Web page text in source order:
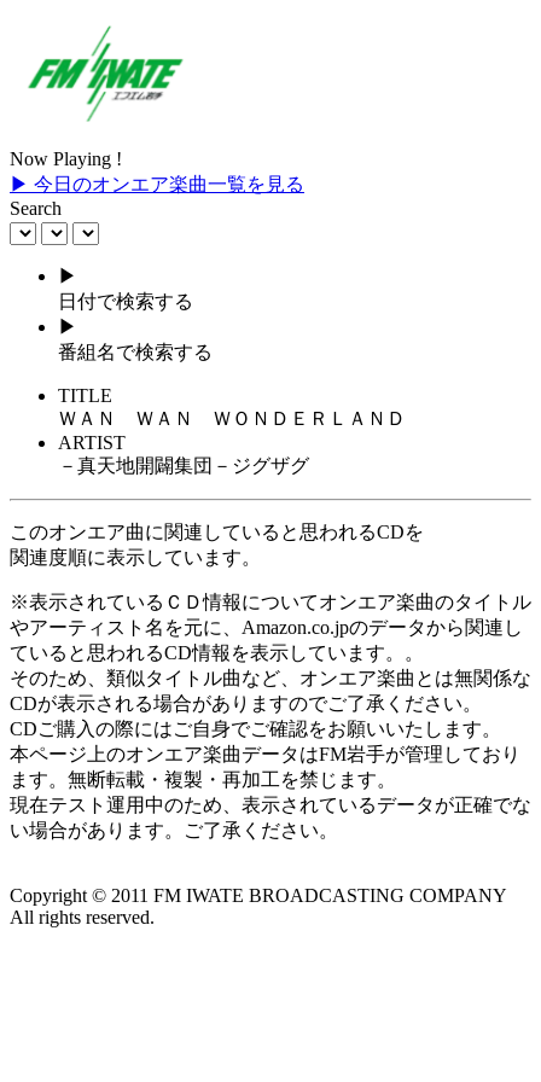
Now Playing !
▶ 今日のオンエア楽曲一覧を見る
Search
▶
日付で検索する
▶
番組名で検索する
TITLE
ＷＡＮ ＷＡＮ ＷＯＮＤＥＲＬＡＮＤ
ARTIST
－真天地開闢集団－ジグザグ
このオンエア曲に関連していると思われるCDを
関連度順に表示しています。
※表示されているＣＤ情報についてオンエア楽曲のタイトル
やアーティスト名を元に、Amazon.co.jpのデータから関連し
ていると思われるCD情報を表示しています。。
そのため、類似タイトル曲など、オンエア楽曲とは無関係な
CDが表示される場合がありますのでご了承ください。
CDご購入の際にはご自身でご確認をお願いいたします。
本ページ上のオンエア楽曲データはFM岩手が管理しており
ます。無断転載・複製・再加工を禁じます。
現在テスト運用中のため、表示されているデータが正確でな
い場合があります。ご了承ください。
Copyright © 2011 FM IWATE BROADCASTING COMPANY
All rights reserved.